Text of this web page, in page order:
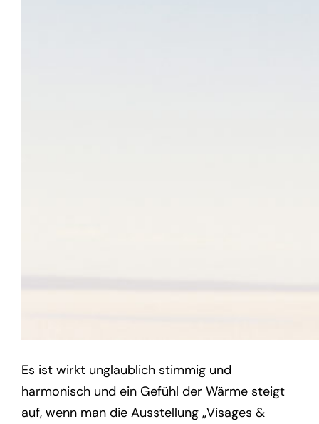
Es ist wirkt unglaublich stimmig und
harmonisch und ein Gefühl der Wärme steigt
auf, wenn man die Ausstellung „Visages &